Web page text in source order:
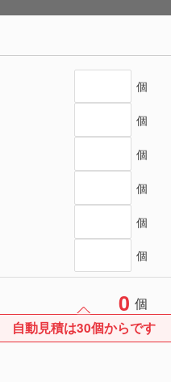
個
個
個
個
個
個
0 個
自動見積は30個からです